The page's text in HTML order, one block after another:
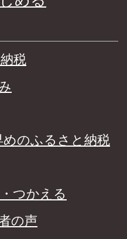
税
のふるさと納税
つかえる
の声